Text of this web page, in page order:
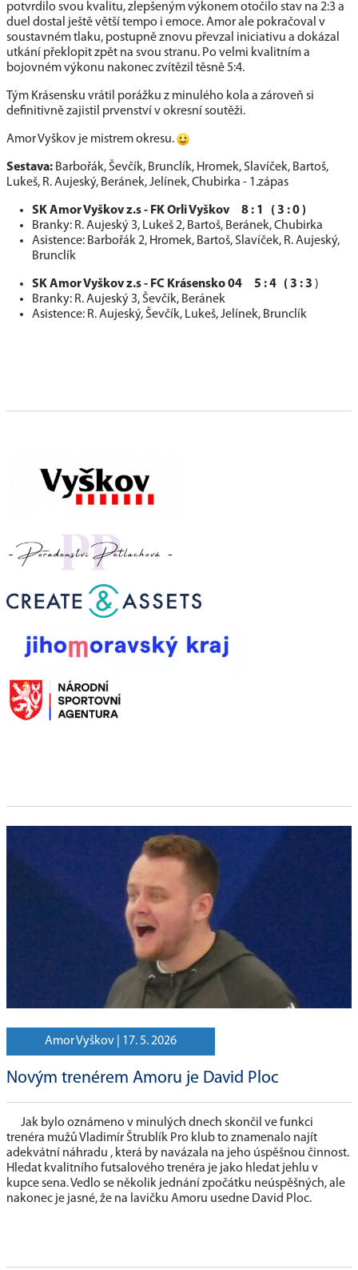
potvrdilo svou kvalitu, zlepšeným výkonem otočilo stav na 2:3 a
duel dostal ještě větší tempo i emoce. Amor ale pokračoval v
soustavném tlaku, postupně znovu převzal iniciativu a dokázal
utkání překlopit zpět na svou stranu. Po velmi kvalitním a
bojovném výkonu nakonec zvítězil těsně 5:4.
Tým Krásensku vrátil porážku z minulého kola a zároveň si
definitivně zajistil prvenství v okresní soutěži.
Amor Vyškov je mistrem okresu.
Sestava: Barbořák, Ševčík, Brunclík, Hromek, Slavíček, Bartoš,
Lukeš, R. Aujeský, Beránek, Jelínek, Chubirka - 1.zápas
SK Amor Vyškov z.s - FK Orli Vyškov 8 : 1 ( 3 : 0 )
Branky: R. Aujeský 3, Lukeš 2, Bartoš, Beránek, Chubirka
Asistence: Barbořák 2, Hromek, Bartoš, Slavíček, R. Aujeský,
Brunclík
SK Amor Vyškov z.s - FC Krásensko 04 5 : 4 ( 3 : 3 )
Branky: R. Aujeský 3, Ševčík, Beránek
Asistence: R. Aujeský, Ševčík, Lukeš, Jelínek, Brunclík
Amor Vyškov | 17. 5. 2026
Novým trenérem Amoru je David Ploc
Jak bylo oznámeno v minulých dnech skončil ve funkci
trenéra mužů Vladimír Štrublík Pro klub to znamenalo najít
adekvátní náhradu , která by navázala na jeho úspěšnou činnost.
Hledat kvalitního futsalového trenéra je jako hledat jehlu v
kupce sena. Vedlo se několik jednání zpočátku neúspěšných, ale
nakonec je jasné, že na lavičku Amoru usedne David Ploc.